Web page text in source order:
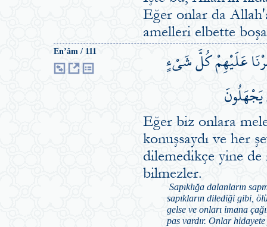
Eğer onlar da
amelleri elbette
En’âm / 111
عَلَيْهِمْ كُلَّ شَيْءٍ
Eğer biz onlara
konuşsaydı ve her
dilemedikçe yine
bilmezler.
Sapıklığa dalanların
sapıkların dilediği gibi,
gelse ve onları imana
pas vardır. Onlar